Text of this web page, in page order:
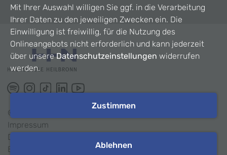
©
Impressum
Datenschutz
Barrierefreiheit
Mit Ihrer Auswahl willigen Sie ggf. in die Verarbeitung
Ihrer Daten zu den jeweiligen Zwecken ein. Die
Einwilligung ist freiwillig, für die Nutzung des
Onlineangebots nicht erforderlich und kann jederzeit
über unsereDatenschutzeinstellungen widerrufen
werden.
Zustimmen
Ablehnen